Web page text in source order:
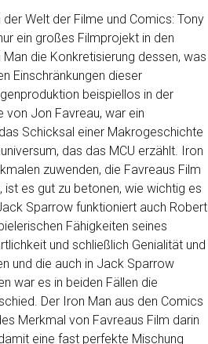
Welt der Filme und Comics: Tony
ein großes Filmprojekt in den
die Konkretisierung dessen, was
Einschränkungen dieser
beispiellos in der
von Jon Favreau, war ein
Schicksal einer Makrogeschichte
das das MCU erzählt. Iron
zuwenden, die Favreaus Film
es gut zu betonen, wie wichtig es
Sparrow funktioniert auch Robert
Fähigkeiten seines
und schließlich Genialität und
und die auch in Jack Sparrow
war es in beiden Fällen die
Der Iron Man aus den Comics
Merkmal von Favreaus Film darin
eine fast perfekte Mischung